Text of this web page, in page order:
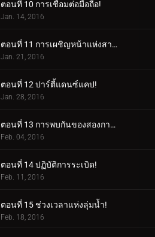
ตอนที่ 10 การเชื่อมต่อมือถือ!
Jan. 14, 2016
ตอนที่ 11 การเผชิญหน้าแห่งสายลม!
Jan. 21, 2016
ตอนที่ 12 ปาร์ตี้แดนซ์แคป!
Jan. 28, 2016
ตอนที่ 13 การพบกันของสองการเดินทาง!
Feb. 04, 2016
ตอนที่ 14 ปฏิบัติการระเบิด!
Feb. 11, 2016
ตอนที่ 15 ช่วงเวลาแห่งลุ่มน้ำ!
Feb. 18, 2016